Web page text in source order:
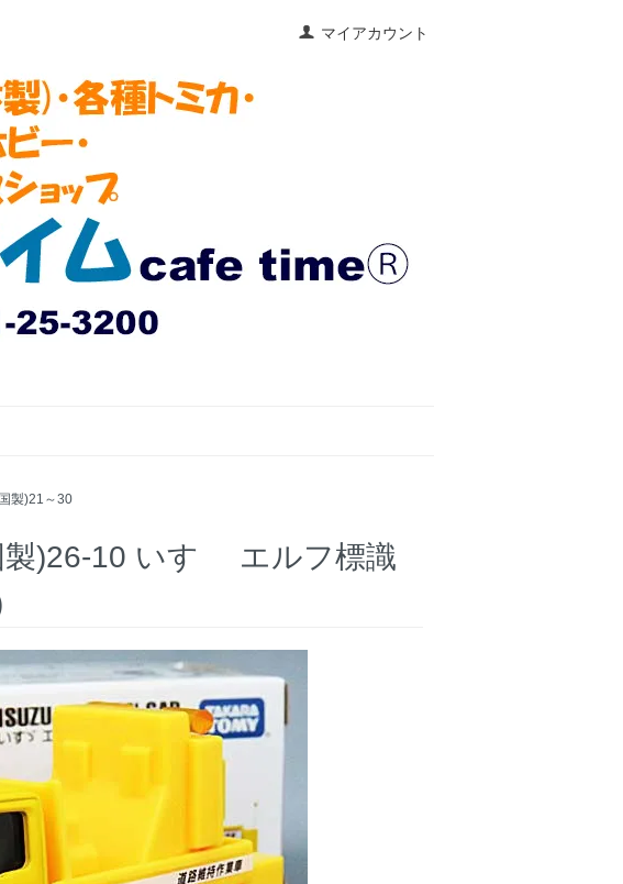
マイアカウント
製)21～30
)26-10 いすゞ エルフ標識